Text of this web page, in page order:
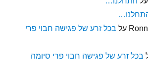
על בכל זרע של פגישה חבוי פרי
בכל זרע של פגישה חבוי פרי סיומה